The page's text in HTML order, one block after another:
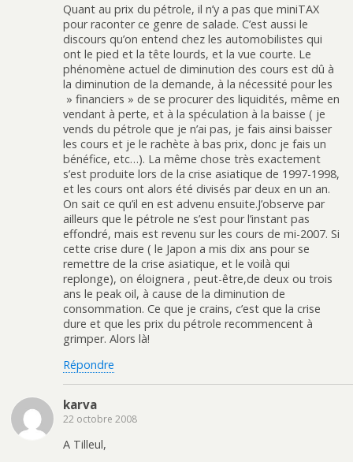
Quant au prix du pétrole, il n’y a pas que miniTAX
pour raconter ce genre de salade. C’est aussi le
discours qu’on entend chez les automobilistes qui
ont le pied et la tête lourds, et la vue courte. Le
phénomène actuel de diminution des cours est dû à
la diminution de la demande, à la nécessité pour les
» financiers » de se procurer des liquidités, même en
vendant à perte, et à la spéculation à la baisse ( je
vends du pétrole que je n’ai pas, je fais ainsi baisser
les cours et je le rachète à bas prix, donc je fais un
bénéfice, etc…). La même chose très exactement
s’est produite lors de la crise asiatique de 1997-1998,
et les cours ont alors été divisés par deux en un an.
On sait ce qu’il en est advenu ensuite.J’observe par
ailleurs que le pétrole ne s’est pour l’instant pas
effondré, mais est revenu sur les cours de mi-2007. Si
cette crise dure ( le Japon a mis dix ans pour se
remettre de la crise asiatique, et le voilà qui
replonge), on éloignera , peut-être,de deux ou trois
ans le peak oil, à cause de la diminution de
consommation. Ce que je crains, c’est que la crise
dure et que les prix du pétrole recommencent à
grimper. Alors là!
Répondre
karva
22 octobre 2008
A Tilleul,